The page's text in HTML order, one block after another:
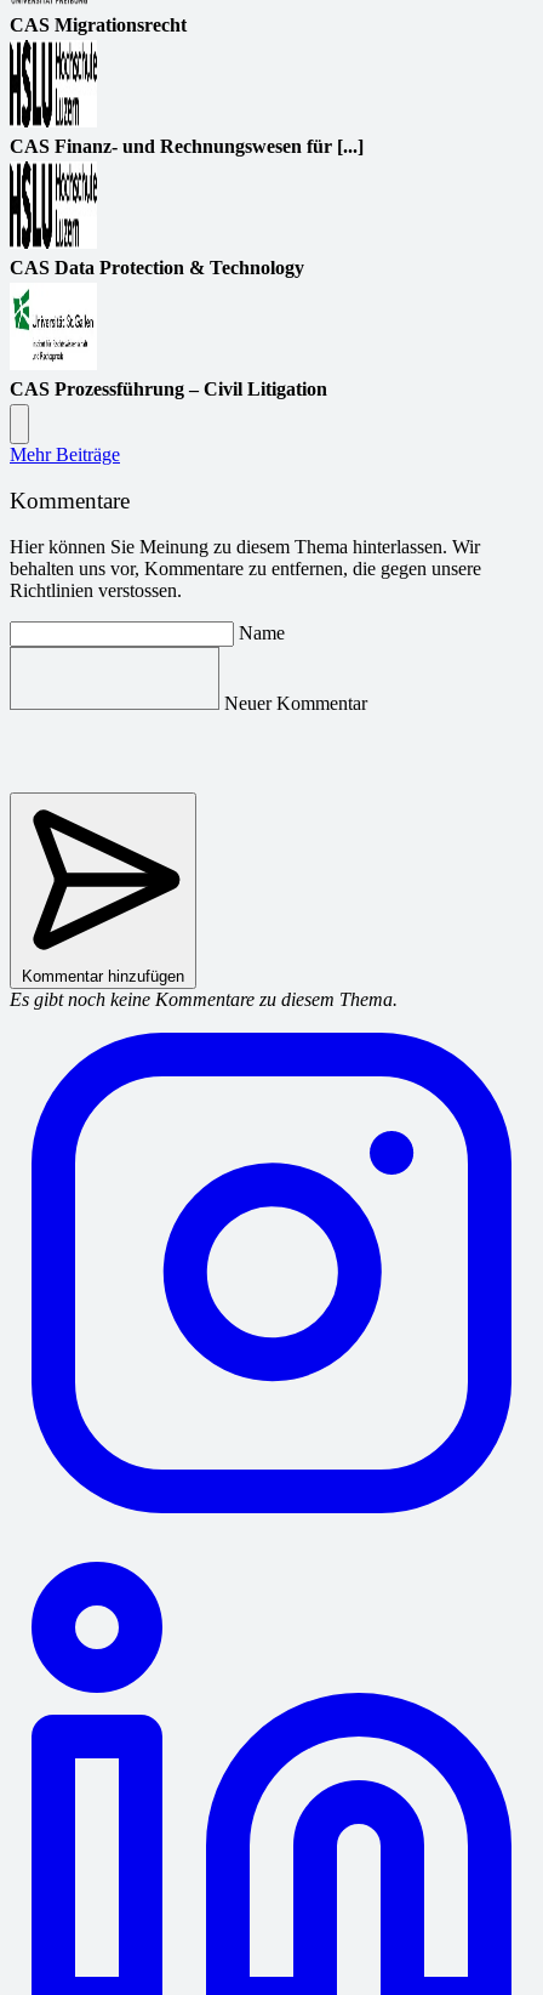
CAS Migrationsrecht
CAS Finanz- und Rechnungswesen für [...]
CAS Data Protection & Technology
CAS Prozessführung – Civil Litigation
Mehr Beiträge
Kommentare
Hier können Sie Meinung zu diesem Thema hinterlassen. Wir
behalten uns vor, Kommentare zu entfernen, die gegen unsere
Richtlinien verstossen.
Name
Neuer Kommentar
Kommentar hinzufügen
Es gibt noch keine Kommentare zu diesem Thema.